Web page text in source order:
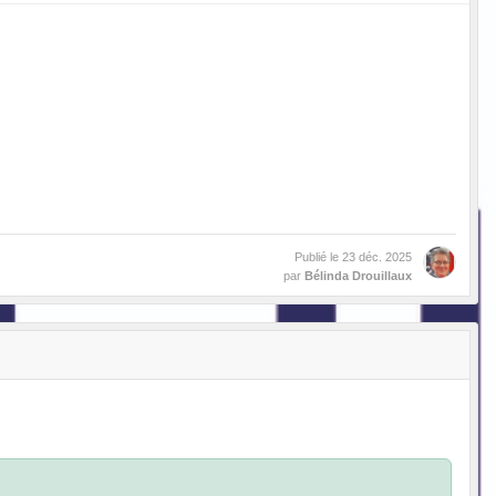
Publié le 23 déc. 2025
par Bélinda Drouillaux